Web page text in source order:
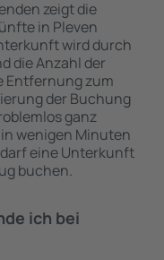
zeigt die
in Pleven
wird durch
die Anzahl der
Entfernung zum
der Buchung
ganz
wenigen Minuten
eine Unterkunft
buchen.
ich bei